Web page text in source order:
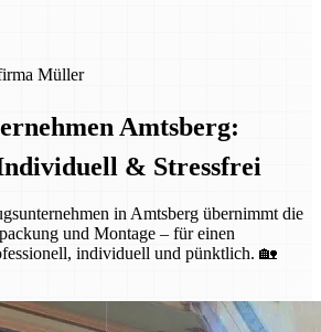
Müller
Amtsberg:
& Stressfrei
in Amtsberg übernimmt die
und Montage – für einen
individuell und pünktlich. 🏡